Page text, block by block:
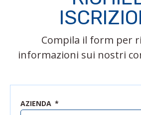
Compila il form per
informazioni sui nostri
AZIENDA